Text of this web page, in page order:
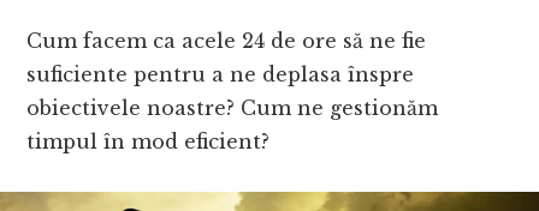
Cum facem ca acele 24 de ore să ne fie
suficiente pentru a ne deplasa înspre
obiectivele noastre? Cum ne gestionăm
timpul în mod eficient?